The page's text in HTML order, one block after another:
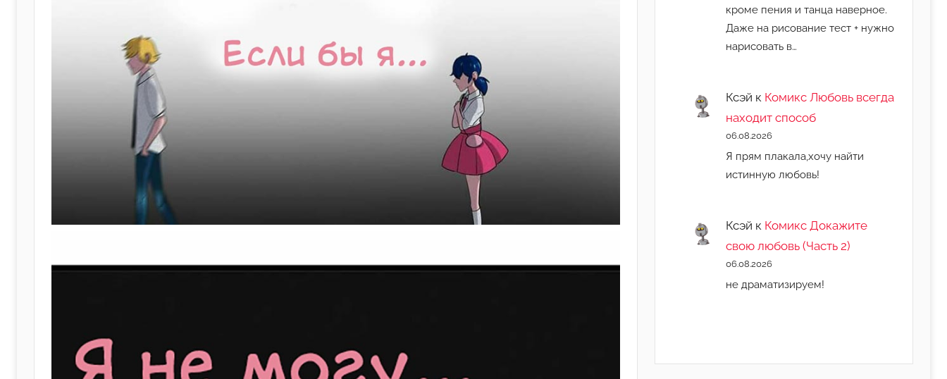
кроме пения и танца наверное.
Даже на рисование тест + нужно
нарисовать в…
Ксэй к Комикс Любовь всегда
находит способ
06.08.2026
Я прям плакала,хочу найти
истинную любовь!
Ксэй к Комикс Докажите
свою любовь (Часть 2)
06.08.2026
не драматизируем!